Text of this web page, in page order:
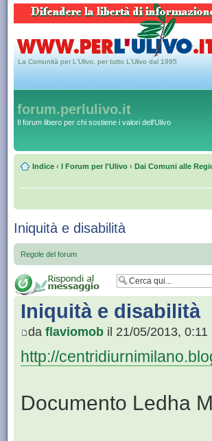
La Comunità per L'Ulivo, per tutto L'Ulivo dal 1995
forum.perlulivo.it
Il forum libero per chi sostiene i valori dell'Ulivo
Indice ‹ I Forum per l'Ulivo ‹ Dai Comuni alle
Iniquità e disabilità
Regole del forum
Iniquità e disabilità
da flaviomob il 21/05/2013, 0:11
http://
Documento Ledha